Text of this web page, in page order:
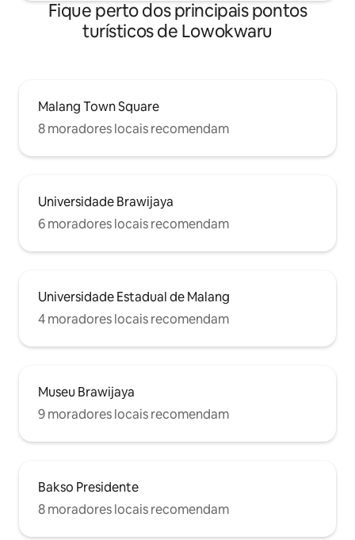
Fique perto dos principais pontos
turísticos de Lowokwaru
Malang Town Square
8 moradores locais recomendam
Universidade Brawijaya
6 moradores locais recomendam
Universidade Estadual de Malang
4 moradores locais recomendam
Museu Brawijaya
9 moradores locais recomendam
Bakso Presidente
8 moradores locais recomendam